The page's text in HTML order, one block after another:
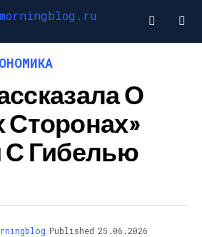
О
С Гибелью
Published 25.06.2026